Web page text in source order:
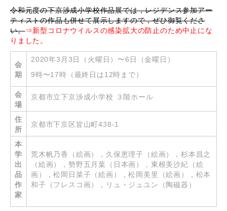
令和元度の下京渉成小学校作品展では，レジデンス参加アー
ティストの作品も併せて展示しますので，ぜひ御覧くださ
い。⇒新型コロナウイルスの感染拡大の防止のため中止にな
りました。
会
期
2020年3月3日（火曜日）〜6日（金曜日）
9時〜17時（最終日は12時まで）
会
場
京都市立下京渉成小学校 ３階ホール
住
所
京都市下京区皆山町438-1
本
学
出
品
作
家
荒木帆乃香（絵画），久保恵理子（絵画），杉本昌之
（絵画），勢野五月葉（日本画），東根美沙紀（絵
画），松岡日菜子（絵画），松岡美里（絵画），松本
和子（フレスコ画），リュ・ジュユン（陶磁器）